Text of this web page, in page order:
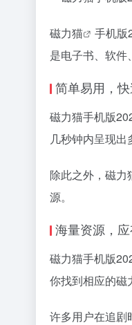
磁力猫 手机版
是电子书、软件
简单易用，
磁力猫手机版
几秒钟内呈现出
除此之外，磁力
源。
海量资源，
磁力猫手机版
你找到相应的磁
许多用户在追剧